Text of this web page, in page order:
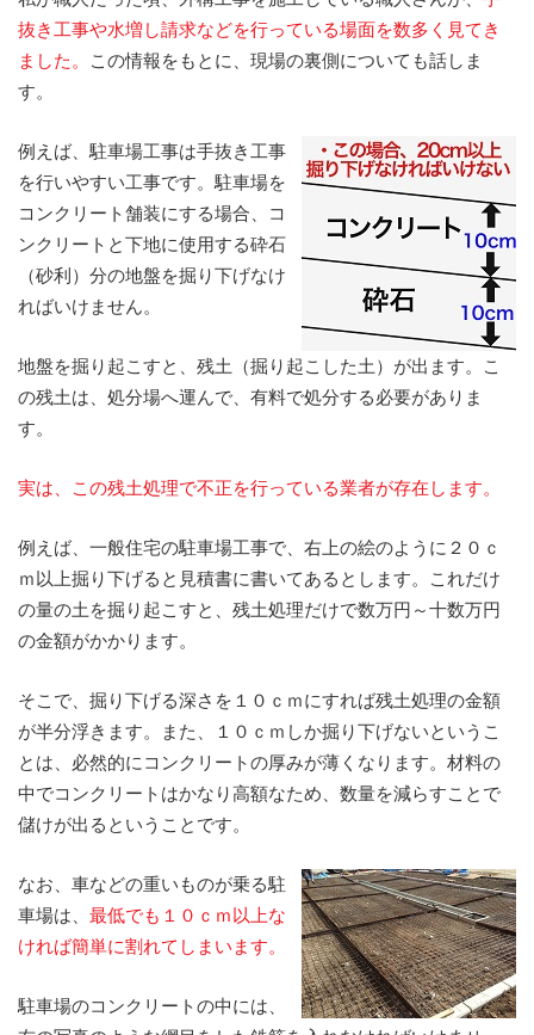
抜き工事や水増し請求などを行っている場面を数多く見てき
ました。
この情報をもとに、現場の裏側についても話しま
す。
例えば、駐車場工事は手抜き工事
を行いやすい工事です。駐車場を
コンクリート舗装にする場合、コ
ンクリートと下地に使用する砕石
（砂利）分の地盤を掘り下げなけ
ればいけません。
地盤を掘り起こすと、残土（掘り起こした土）が出ます。こ
の残土は、処分場へ運んで、有料で処分する必要がありま
す。
実は、この残土処理で不正を行っている業者が存在します。
例えば、一般住宅の駐車場工事で、右上の絵のように２０ｃ
ｍ以上掘り下げると見積書に書いてあるとします。これだけ
の量の土を掘り起こすと、残土処理だけで数万円～十数万円
の金額がかかります。
そこで、掘り下げる深さを１０ｃｍにすれば残土処理の金額
が半分浮きます。また、１０ｃｍしか掘り下げないというこ
とは、必然的にコンクリートの厚みが薄くなります。材料の
中でコンクリートはかなり高額なため、数量を減らすことで
儲けが出るということです。
なお、車などの重いものが乗る駐
車場は、 最低でも１０ｃｍ以上な
ければ簡単に割れてしまいます。
駐車場のコンクリートの中には、